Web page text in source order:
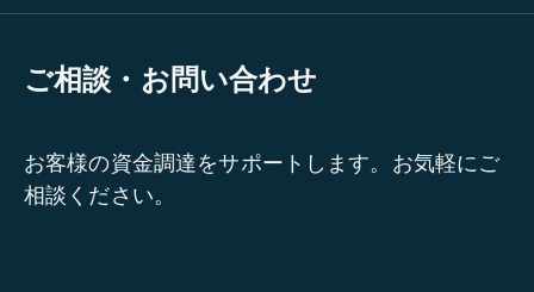
ご相談・お問い合わせ
お客様の資金調達をサポートします。お気軽にご
相談ください。